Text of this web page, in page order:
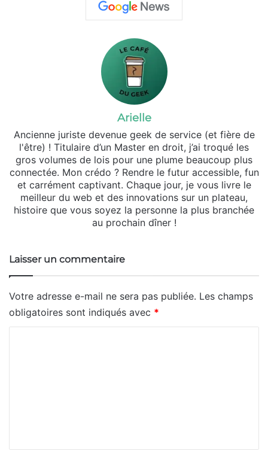
Arielle
Ancienne juriste devenue geek de service (et fière de
l'être) ! Titulaire d’un Master en droit, j’ai troqué les
gros volumes de lois pour une plume beaucoup plus
connectée. Mon crédo ? Rendre le futur accessible, fun
et carrément captivant. Chaque jour, je vous livre le
meilleur du web et des innovations sur un plateau,
histoire que vous soyez la personne la plus branchée
au prochain dîner !
Laisser un commentaire
Votre adresse e-mail ne sera pas publiée. Les champs
obligatoires sont indiqués avec *